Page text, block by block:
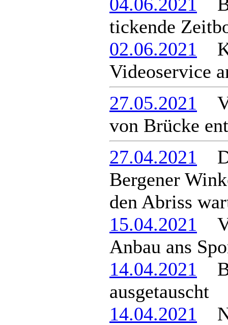
tickende
02.06.2021
Videoservice
27.05.2021
von Brücke
27.04.2021
Bergener
den Abriss
15.04.2021
Anbau ans
14.04.2021
ausgetauscht
14.04.2021